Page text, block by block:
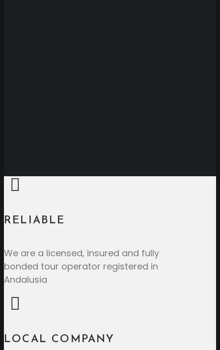
RELIABLE
We are a licensed, insured and fully
bonded tour operator registered in
Andalusia
LOCAL COMPANY